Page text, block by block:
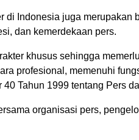
di Indonesia juga merupakan
dan kemerdekaan pers.
khusus sehingga
profesional, memenuhi
Tahun 1999 tentang Pers
organisasi pers,